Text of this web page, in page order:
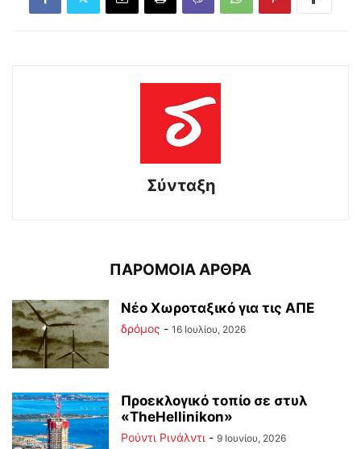
Σύνταξη
ΠΑΡΟΜΟΙΑ ΑΡΘΡΑ
Νέο Χωροταξικό για τις ΑΠΕ
δρόμος - 16 Ιουλίου, 2026
Προεκλογικό τοπίο σε στυλ
«TheHellinikon»
Ρούντι Ρινάλντι - 9 Ιουνίου, 2026